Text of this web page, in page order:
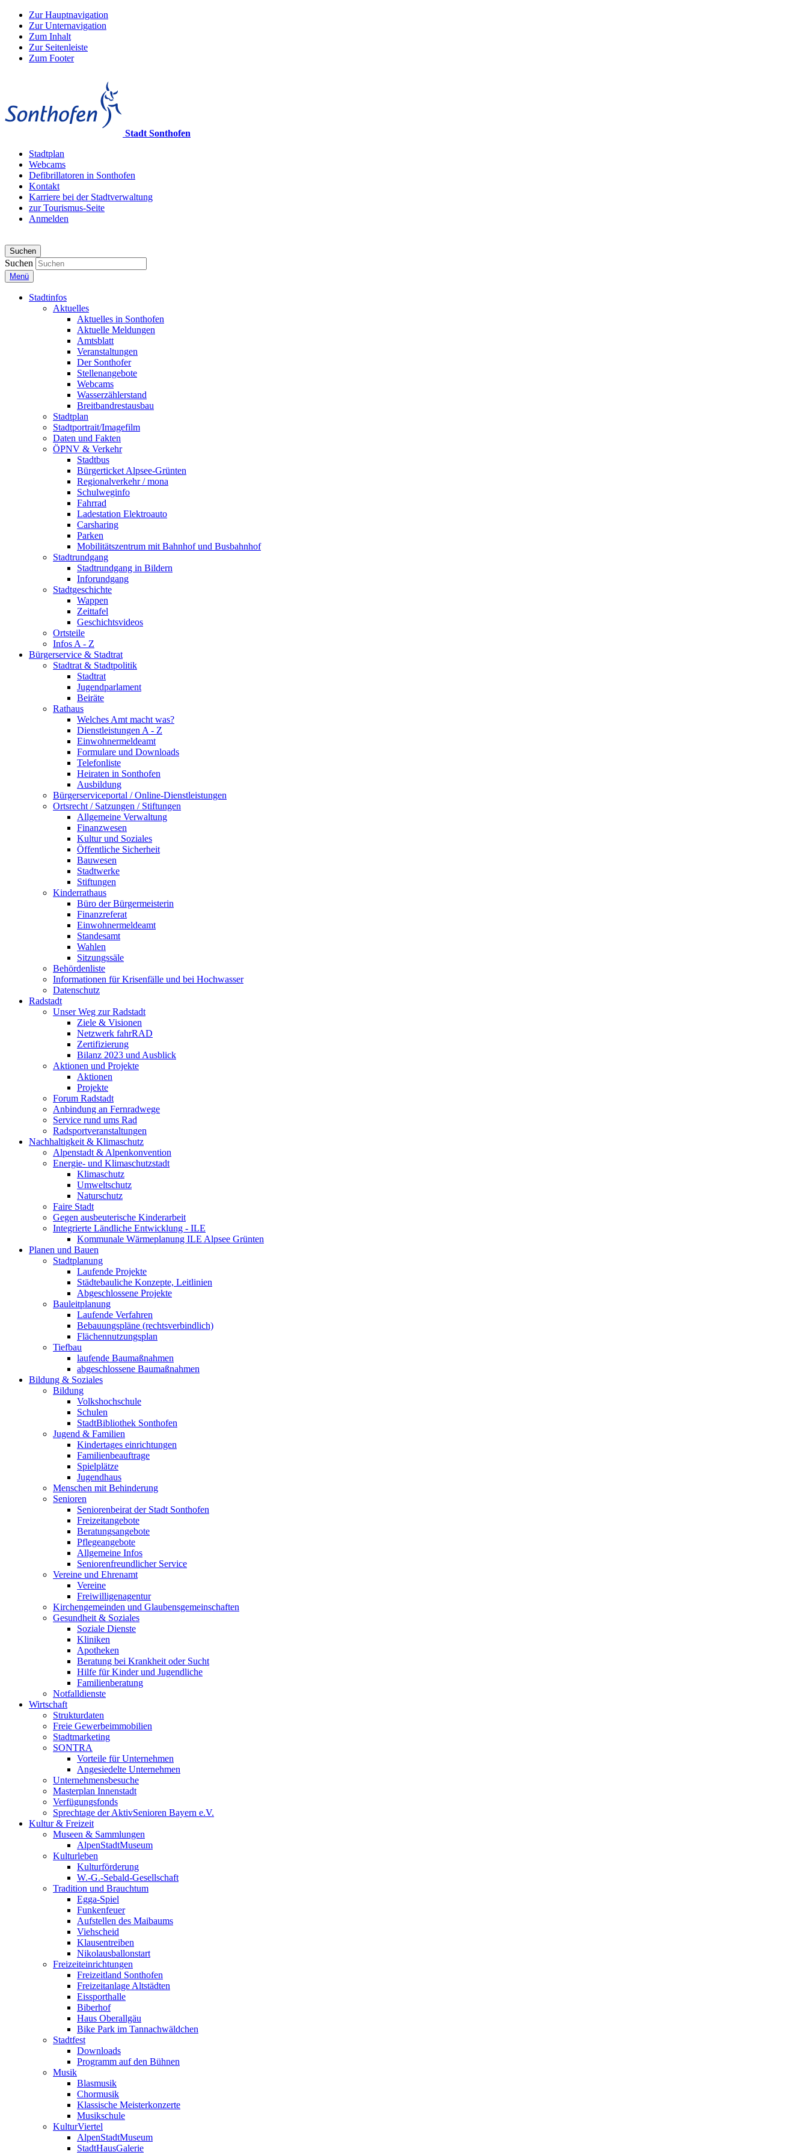
Zur Hauptnavigation
Zur Unternavigation
Zum Inhalt
Zur Seitenleiste
Zum Footer
Stadt Sonthofen
Stadtplan
Webcams
Defibrillatoren in Sonthofen
Kontakt
Karriere bei der Stadtverwaltung
zur Tourismus-Seite
Anmelden
Suchen
Suchen
Menü
Stadtinfos
Aktuelles
Aktuelles in Sonthofen
Aktuelle Meldungen
Amtsblatt
Veranstaltungen
Der Sonthofer
Stellenangebote
Webcams
Wasserzählerstand
Breitbandrestausbau
Stadtplan
Stadtportrait/Imagefilm
Daten und Fakten
ÖPNV & Verkehr
Stadtbus
Bürgerticket Alpsee-Grünten
Regionalverkehr / mona
Schulweginfo
Fahrrad
Ladestation Elektroauto
Carsharing
Parken
Mobilitätszentrum mit Bahnhof und Busbahnhof
Stadtrundgang
Stadtrundgang in Bildern
Inforundgang
Stadtgeschichte
Wappen
Zeittafel
Geschichtsvideos
Ortsteile
Infos A - Z
Bürgerservice & Stadtrat
Stadtrat & Stadtpolitik
Stadtrat
Jugendparlament
Beiräte
Rathaus
Welches Amt macht was?
Dienstleistungen A - Z
Einwohnermeldeamt
Formulare und Downloads
Telefonliste
Heiraten in Sonthofen
Ausbildung
Bürgerserviceportal / Online-Dienstleistungen
Ortsrecht / Satzungen / Stiftungen
Allgemeine Verwaltung
Finanzwesen
Kultur und Soziales
Öffentliche Sicherheit
Bauwesen
Stadtwerke
Stiftungen
Kinderrathaus
Büro der Bürgermeisterin
Finanzreferat
Einwohnermeldeamt
Standesamt
Wahlen
Sitzungssäle
Behördenliste
Informationen für Krisenfälle und bei Hochwasser
Datenschutz
Radstadt
Unser Weg zur Radstadt
Ziele & Visionen
Netzwerk fahrRAD
Zertifizierung
Bilanz 2023 und Ausblick
Aktionen und Projekte
Aktionen
Projekte
Forum Radstadt
Anbindung an Fernradwege
Service rund ums Rad
Radsportveranstaltungen
Nachhaltigkeit & Klimaschutz
Alpenstadt & Alpenkonvention
Energie- und Klimaschutzstadt
Klimaschutz
Umweltschutz
Naturschutz
Faire Stadt
Gegen ausbeuterische Kinderarbeit
Integrierte Ländliche Entwicklung - ILE
Kommunale Wärmeplanung ILE Alpsee Grünten
Planen und Bauen
Stadtplanung
Laufende Projekte
Städtebauliche Konzepte, Leitlinien
Abgeschlossene Projekte
Bauleitplanung
Laufende Verfahren
Bebauungspläne (rechtsverbindlich)
Flächennutzungsplan
Tiefbau
laufende Baumaßnahmen
abgeschlossene Baumaßnahmen
Bildung & Soziales
Bildung
Volkshochschule
Schulen
StadtBibliothek Sonthofen
Jugend & Familien
Kindertages einrichtungen
Familienbeauftrage
Spielplätze
Jugendhaus
Menschen mit Behinderung
Senioren
Seniorenbeirat der Stadt Sonthofen
Freizeitangebote
Beratungsangebote
Pflegeangebote
Allgemeine Infos
Seniorenfreundlicher Service
Vereine und Ehrenamt
Vereine
Freiwilligenagentur
Kirchengemeinden und Glaubensgemeinschaften
Gesundheit & Soziales
Soziale Dienste
Kliniken
Apotheken
Beratung bei Krankheit oder Sucht
Hilfe für Kinder und Jugendliche
Familienberatung
Notfalldienste
Wirtschaft
Strukturdaten
Freie Gewerbeimmobilien
Stadtmarketing
SONTRA
Vorteile für Unternehmen
Angesiedelte Unternehmen
Unternehmensbesuche
Masterplan Innenstadt
Verfügungsfonds
Sprechtage der AktivSenioren Bayern e.V.
Kultur & Freizeit
Museen & Sammlungen
AlpenStadtMuseum
Kulturleben
Kulturförderung
W.-G.-Sebald-Gesellschaft
Tradition und Brauchtum
Egga-Spiel
Funkenfeuer
Aufstellen des Maibaums
Viehscheid
Klausentreiben
Nikolausballonstart
Freizeiteinrichtungen
Freizeitland Sonthofen
Freizeitanlage Altstädten
Eissporthalle
Biberhof
Haus Oberallgäu
Bike Park im Tannachwäldchen
Stadtfest
Downloads
Programm auf den Bühnen
Musik
Blasmusik
Chormusik
Klassische Meisterkonzerte
Musikschule
KulturViertel
AlpenStadtMuseum
StadtHausGalerie